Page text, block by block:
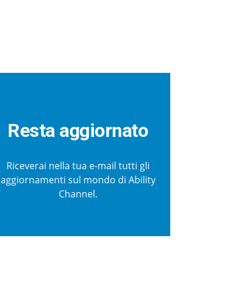
Resta aggiornato
Riceverai nella tua e-mail tutti gli
aggiornamenti sul mondo di Ability
Channel.